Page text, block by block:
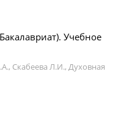
Учебное
Скабеева Л.И., Духовная